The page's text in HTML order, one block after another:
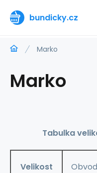
bundicky.cz
Marko
Marko
Tabulka
Velikost